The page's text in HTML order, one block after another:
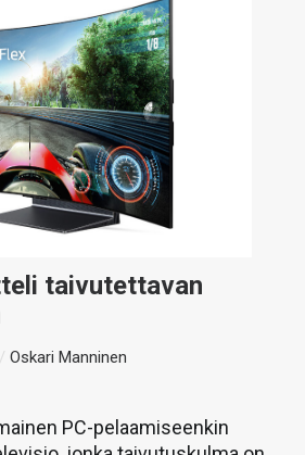
taivutettavan
/Oskari Manninen
PC-pelaamiseenkin